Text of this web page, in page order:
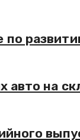
авто на